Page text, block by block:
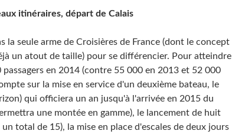
itinéraires, départ de Calais
la seule arme de Croisières de France (dont le concept
un atout de taille) pour se différencier. Pour atteindre
en 2014 (contre 55 000 en 2013 et 52 000
sur la mise en service d'un deuxième bateau, le
qui officiera un an jusqu'à l'arrivée en 2015 du
une montée en gamme), le lancement de huit
total de 15), la mise en place d'escales de deux jours